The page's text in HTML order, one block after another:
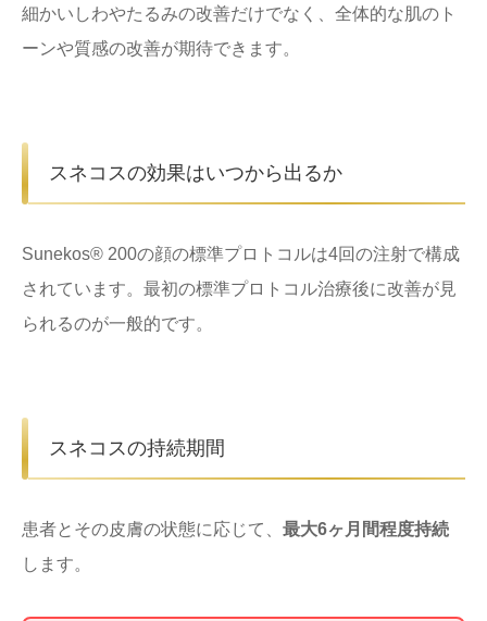
細かいしわやたるみの改善だけでなく、全体的な肌のト
ーンや質感の改善が期待できます。
スネコスの効果はいつから出るか
Sunekos® 200の顔の標準プロトコルは4回の注射で構成
されています。最初の標準プロトコル治療後に改善が見
られるのが一般的です。
スネコスの持続期間
患者とその皮膚の状態に応じて、 最大6ヶ月間程度持続
します。